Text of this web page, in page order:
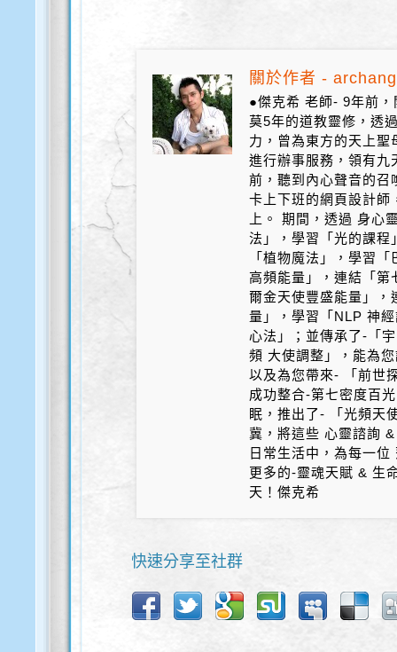
關於作者 -
●傑克希 老師- 9年前
莫5年的道教靈修，透
力，曾為東方的天上
進行辦事服務，領有
前，聽到內心聲音的召
卡上下班的網頁設計師
上。 期間，透過 身心
法」，學習「光的課程
「植物魔法」，學習
高頻能量」，連結「第
爾金天使豐盛能量」，
量」，學習「NLP 神
心法」；並傳承了-「
頻 大使調整」，能為
以及為您帶來- 「前世
成功整合-第七密度百
眠，推出了- 「光頻天
冀，將這些 心靈諮詢
日常生活中，為每一
更多的-靈魂天賦 & 生
天！傑克希
快速分享至社群